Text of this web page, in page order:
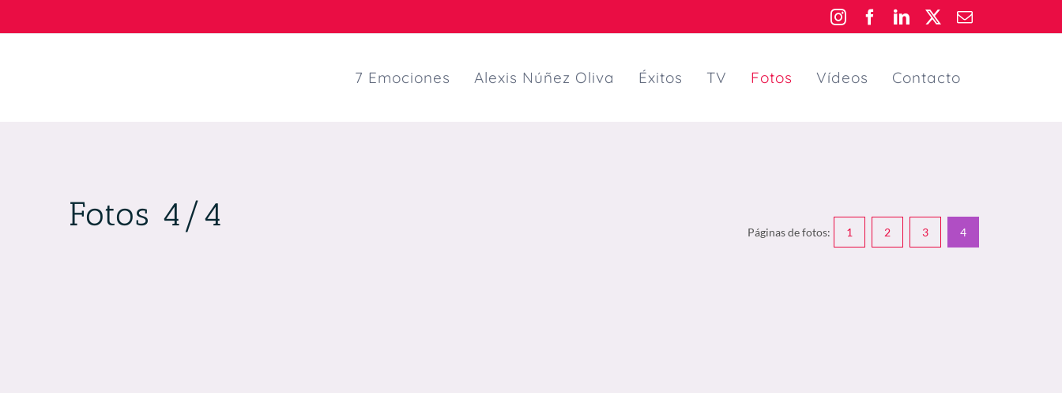
to
InstagramFacebook
LinkedIn Email
7 Emociones Alexis Núñez Oliva Éxitos TV Fotos Vídeos Contacto
Fotos 4/4 Páginas de fotos: 1 2 3 4